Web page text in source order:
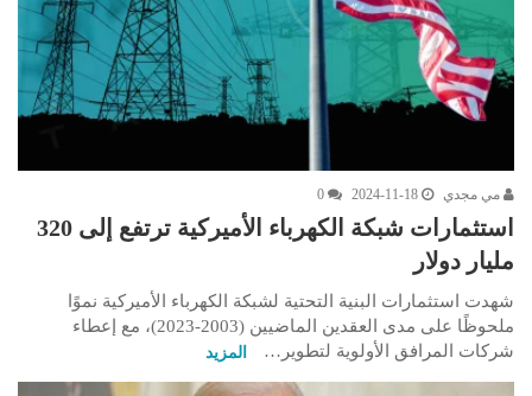
مي مجدي 2024-11-18
0
استثمارات شبكة الكهرباء الأميركية ترتفع إلى 320
مليار دولار
شهدت استثمارات البنية التحتية لشبكة الكهرباء الأميركية نموًا
ملحوظًا على مدى العقدين الماضيين (2003-2023)، مع إعطاء
شركات المرافق الأولوية لتطوير…
المزيد